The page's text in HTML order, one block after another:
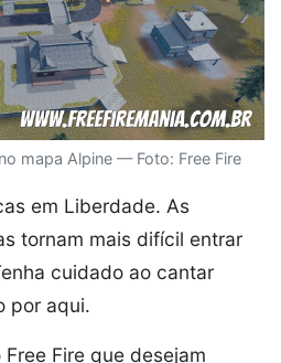
mapa Alpine — Foto: Free Fire
em Liberdade. As
tornam mais difícil entrar
cuidado ao cantar
por aqui.
Fire que desejam